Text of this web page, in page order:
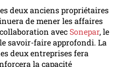
deux anciens propriétaires
de mener les affaires
avec Sonepar, le
savoir-faire approfondi. La
deux entreprises fera
la capacité